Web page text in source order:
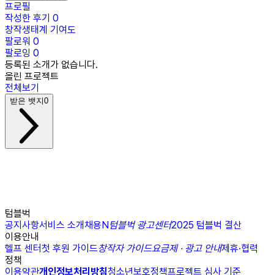
프로필
작성한 후기 0
창작생태계 기여도
팔로워 0
팔로잉 0
등록된 소개가 없습니다.
올린 프로젝트
전체보기
받은 뱃지0
텀블벅
공지사항서비스 소개채용N텀블벅 광고센터2025 텀블벅 결산
이용안내
헬프 센터첫 후원 가이드창작자 가이드요금제 · 광고 안내제휴·협력
정책
이용약관개인정보처리방침청소년보호정책프로젝트 심사 기준